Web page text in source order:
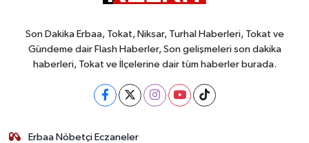
Son Dakika Erbaa, Tokat, Niksar, Turhal Haberleri, Tokat ve
Gündeme dair Flash Haberler, Son gelişmeleri son dakika
haberleri, Tokat ve İlçelerine dair tüm haberler burada.
Erbaa Nöbetçi Eczaneler